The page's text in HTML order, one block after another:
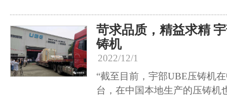
苛求品质，精益求精
铸机
2022/12/1
“截至目前，宇部UBE压铸机
台，在中国本地生产的压铸机